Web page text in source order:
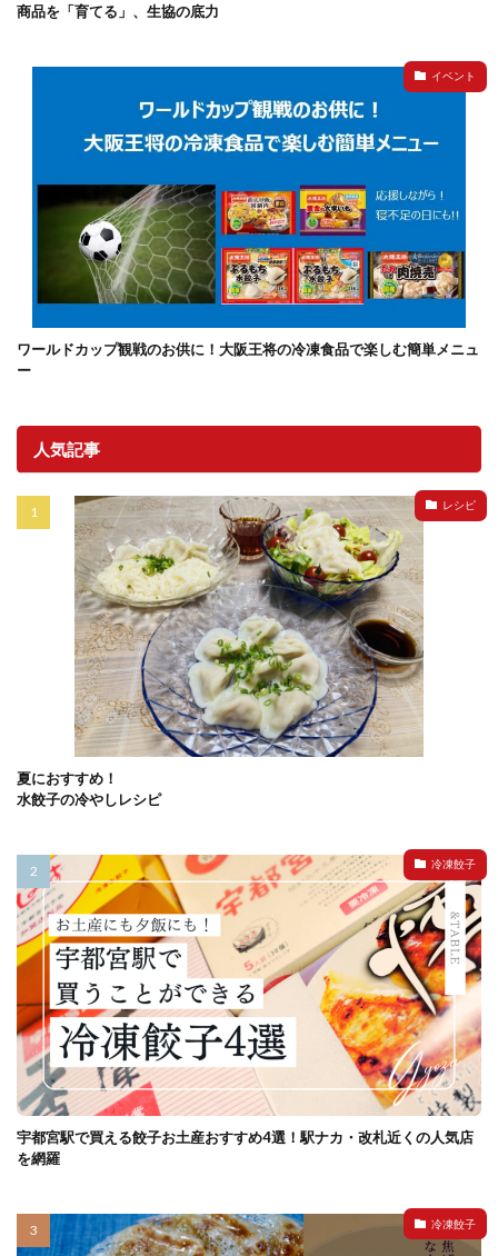
商品を「育てる」、生協の底力
イベント
ワールドカップ観戦のお供に！大阪王将の冷凍食品で楽しむ簡単メニュ
ー
人気記事
レシピ
夏におすすめ！
水餃子の冷やしレシピ
冷凍餃子
宇都宮駅で買える餃子お土産おすすめ4選！駅ナカ・改札近くの人気店
を網羅
冷凍餃子